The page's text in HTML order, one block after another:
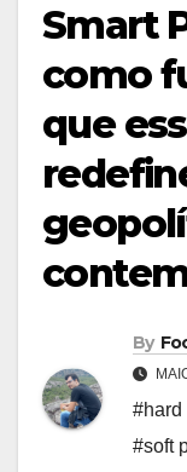
Smart
como
que
By
#hard
#soft